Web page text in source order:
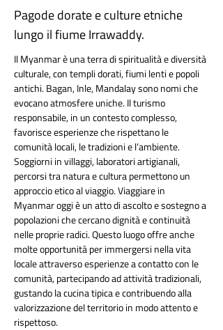
Pagode dorate e culture etniche
lungo il fiume Irrawaddy.
Il Myanmar è una terra di spiritualità e diversità
culturale, con templi dorati, fiumi lenti e popoli
antichi. Bagan, Inle, Mandalay sono nomi che
evocano atmosfere uniche. Il turismo
responsabile, in un contesto complesso,
favorisce esperienze che rispettano le
comunità locali, le tradizioni e l’ambiente.
Soggiorni in villaggi, laboratori artigianali,
percorsi tra natura e cultura permettono un
approccio etico al viaggio. Viaggiare in
Myanmar oggi è un atto di ascolto e sostegno a
popolazioni che cercano dignità e continuità
nelle proprie radici. Questo luogo offre anche
molte opportunità per immergersi nella vita
locale attraverso esperienze a contatto con le
comunità, partecipando ad attività tradizionali,
gustando la cucina tipica e contribuendo alla
valorizzazione del territorio in modo attento e
rispettoso.